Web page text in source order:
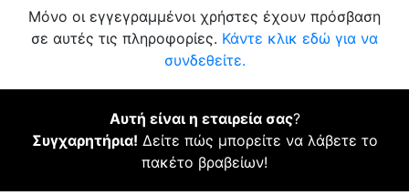
Μόνο οι εγγεγραμμένοι χρήστες έχουν πρόσβαση
σε αυτές τις πληροφορίες. Κάντε κλικ εδώ για να
συνδεθείτε.
Αυτή είναι η εταιρεία σας?
Συγχαρητήρια! Δείτε πώς μπορείτε να λάβετε το
πακέτο βραβείων!